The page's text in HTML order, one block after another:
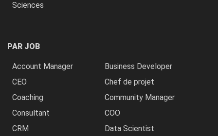
Sciences
PAR JOB
Account Manager
Business Developer
CEO
Chef de projet
Coaching
Community Manager
Consultant
COO
CRM
Data Scientist